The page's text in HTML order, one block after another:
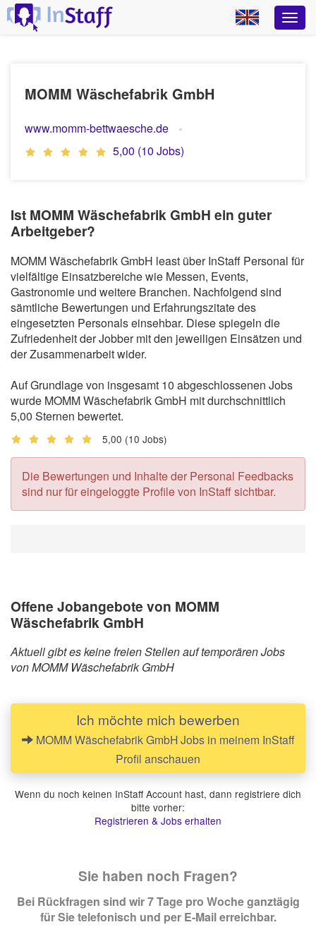
MOMM Wäschefabrik GmbH
www.momm-bettwaesche.de
5,00 (10 Jobs)
Ist MOMM Wäschefabrik GmbH ein guter
Arbeitgeber?
MOMM Wäschefabrik GmbH least über InStaff Personal für
vielfältige Einsatzbereiche wie Messen, Events,
Gastronomie und weitere Branchen. Nachfolgend sind
sämtliche Bewertungen und Erfahrungszitate des
eingesetzten Personals einsehbar. Diese spiegeln die
Zufriedenheit der Jobber mit den jeweiligen Einsätzen und
der Zusammenarbeit wider.
Auf Grundlage von insgesamt 10 abgeschlossenen Jobs
wurde MOMM Wäschefabrik GmbH mit durchschnittlich
5,00 Sternen bewertet.
5,00 (10 Jobs)
Die Bewertungen und Inhalte der Personal Feedbacks
sind nur für eingeloggte Profile von InStaff sichtbar.
Offene Jobangebote von MOMM
Wäschefabrik GmbH
Aktuell gibt es keine freien Stellen auf temporären Jobs
von MOMM Wäschefabrik GmbH
Ich möchte mich bewerben
MOMM Wäschefabrik GmbH Jobs in meinem InStaff
Profil anschauen
Wenn du noch keinen InStaff Account hast, dann registriere dich
bitte vorher:
Registrieren & Jobs erhalten
Sie haben noch Fragen?
Bei Rückfragen sind wir 7 Tage pro Woche ganztägig
für Sie telefonisch und per E-Mail erreichbar.